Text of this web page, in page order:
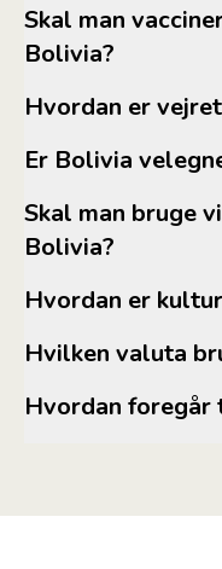
Skal man
Bolivia?
www.sikkerrejse.dk
Hvordan er
Er Bolivia
Skal man bruge
Bolivia?
Hvordan er
Hvilken valuta
Hvordan foregår